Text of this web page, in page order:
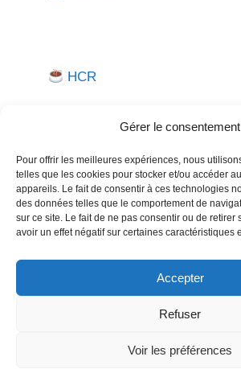
Gérer le consentement
Pour offrir les meilleures expériences, nous
telles que les cookies pour stocker et/ou accéder
appareils. Le fait de consentir à ces technologies
des données telles que le comportement de
sur ce site. Le fait de ne pas consentir ou de retirer
avoir un effet négatif sur certaines caractéristiques
Accepter
Refuser
Voir les préférences
HCR
Besoin d'aide pour créer ou gérer votre
Un expert vous répond.